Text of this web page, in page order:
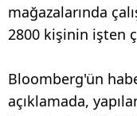
mağazalarında
2800 kişinin işten
Bloomberg'ün
açıklamada,